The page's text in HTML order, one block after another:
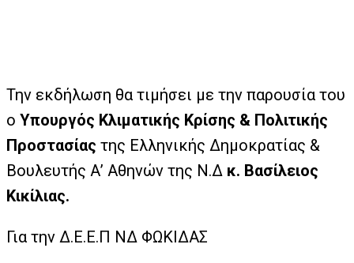
Την εκδήλωση θα τιμήσει με την παρουσία του
ο Υπουργός Κλιματικής Κρίσης & Πολιτικής
Προστασίας της Ελληνικής Δημοκρατίας &
Βουλευτής Α’ Αθηνών της Ν.Δ κ. Βασίλειος
Κικίλιας.
Για την Δ.Ε.Ε.Π ΝΔ ΦΩΚΙΔΑΣ